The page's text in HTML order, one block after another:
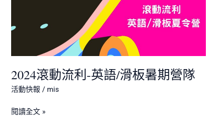
2024滾動流利-英語/滑板暑期營隊
活動快報 / mis
閱讀全文 »